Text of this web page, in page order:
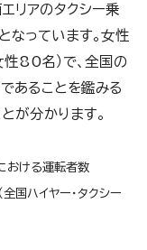
リアのタクシー乗
なっています。女性
80名）で、全国の
であることを鑑みる
が分かります。
おける運転者数
国ハイヤー・タクシー